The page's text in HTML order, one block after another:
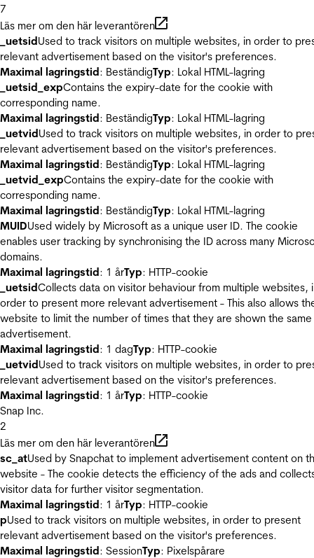
7
Läs mer om den här leverantören
_uetsidUsed to track visitors on multiple websites, in order to
relevant advertisement based on the visitor's preferences.
Maximal lagringstid: BeständigTyp: Lokal HTML-lagring
_uetsid_expContains the expiry-date for the cookie with
corresponding name.
Maximal lagringstid: BeständigTyp: Lokal HTML-lagring
_uetvidUsed to track visitors on multiple websites, in order to
relevant advertisement based on the visitor's preferences.
Maximal lagringstid: BeständigTyp: Lokal HTML-lagring
_uetvid_expContains the expiry-date for the cookie with
corresponding name.
Maximal lagringstid: BeständigTyp: Lokal HTML-lagring
MUIDUsed widely by Microsoft as a unique user ID. The cookie
enables user tracking by synchronising the ID across many
domains.
Maximal lagringstid: 1 årTyp: HTTP-cookie
_uetsidCollects data on visitor behaviour from multiple websites,
order to present more relevant advertisement - This also allows
website to limit the number of times that they are shown the same
advertisement.
Maximal lagringstid: 1 dagTyp: HTTP-cookie
_uetvidUsed to track visitors on multiple websites, in order to
relevant advertisement based on the visitor's preferences.
Maximal lagringstid: 1 årTyp: HTTP-cookie
Snap Inc.
2
Läs mer om den här leverantören
sc_atUsed by Snapchat to implement advertisement content on
website - The cookie detects the efficiency of the ads and
visitor data for further visitor segmentation.
Maximal lagringstid: 1 årTyp: HTTP-cookie
pUsed to track visitors on multiple websites, in order to present
relevant advertisement based on the visitor's preferences.
Maximal lagringstid: SessionTyp: Pixelspårare